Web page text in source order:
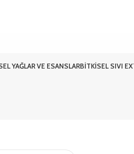
YAĞLAR VE ESANSLARBITKISEL SIVI